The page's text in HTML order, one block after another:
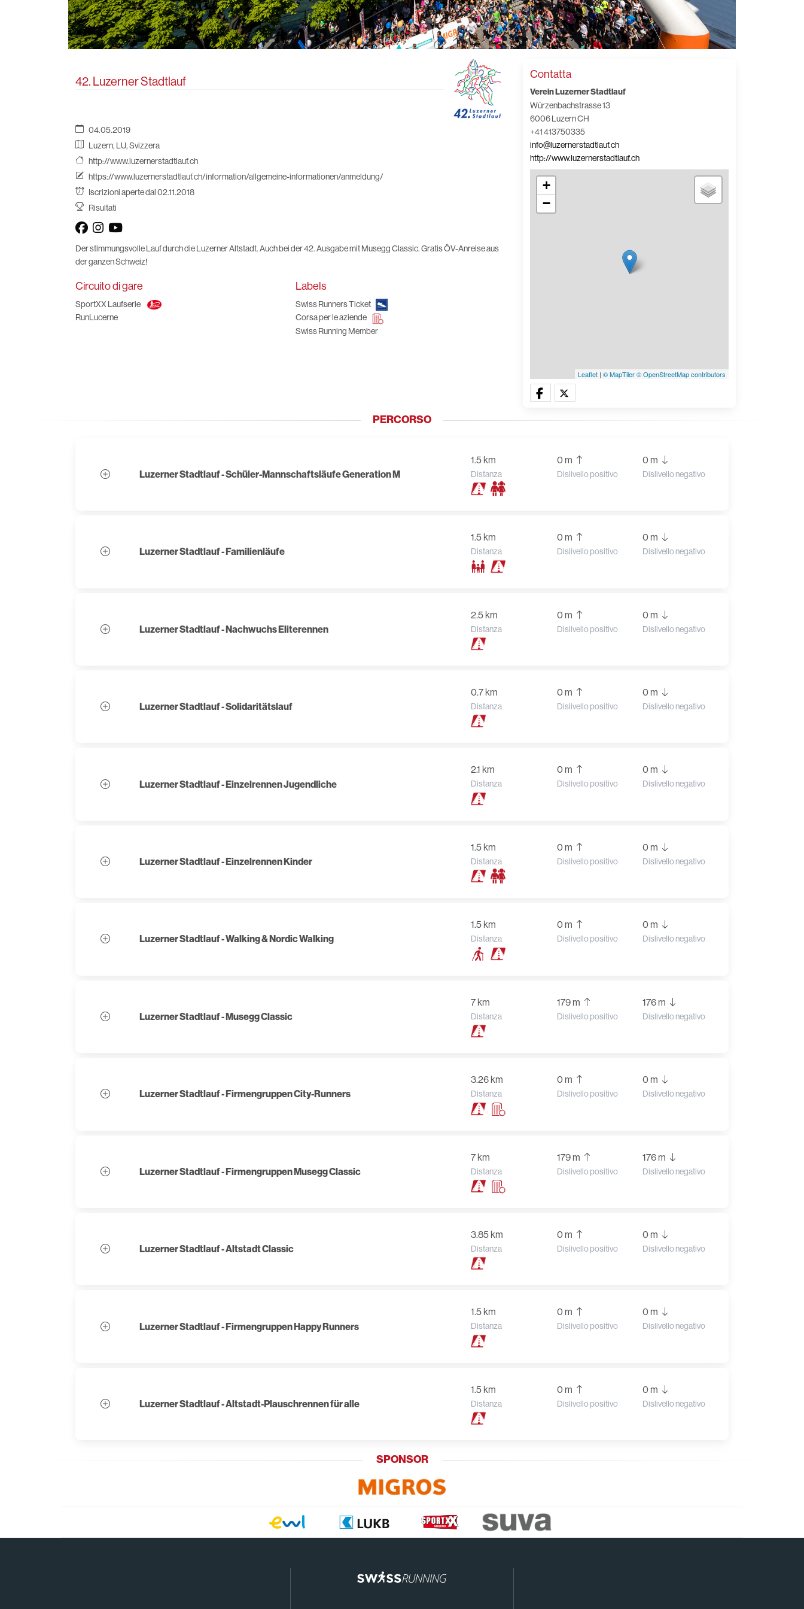
42. Luzerner Stadtlauf
04.05.2019
Luzern, LU, Svizzera
http://www.luzernerstadtlauf.ch
https://www.luzernerstadtlauf.ch/information/allgemeine-informationen/anmeldung/
Iscrizioni aperte dal 02.11.2018
Risultati
Der stimmungsvolle Lauf durch die Luzerner Altstadt. Auch bei der 42. Ausgabe mit Musegg Classic. Gratis ÖV-Anreise aus
der ganzen Schweiz!
Circuito di gare
SportXX Laufserie
RunLucerne
Labels
Swiss Runners Ticket
Corsa per le aziende
Swiss Running Member
Contatta
Verein Luzerner Stadtlauf
Würzenbachstrasse 13
6006 Luzern CH
+41 413750335
info@luzernerstadtlauf.ch
http://www.luzernerstadtlauf.ch
+
−
Leaflet | © MapTiler© OpenStreetMap contributors
PERCORSO
Luzerner Stadtlauf - Schüler-Mannschaftsläufe Generation M
1.5 km
Distanza
0 m
Dislivello positivo
0 m
Dislivello negativo
Luzerner Stadtlauf - Familienläufe
1.5 km
Distanza
0 m
Dislivello positivo
0 m
Dislivello negativo
Luzerner Stadtlauf - Nachwuchs Eliterennen
2.5 km
Distanza
0 m
Dislivello positivo
0 m
Dislivello negativo
Luzerner Stadtlauf - Solidaritätslauf
0.7 km
Distanza
0 m
Dislivello positivo
0 m
Dislivello negativo
Luzerner Stadtlauf - Einzelrennen Jugendliche
2.1 km
Distanza
0 m
Dislivello positivo
0 m
Dislivello negativo
Luzerner Stadtlauf - Einzelrennen Kinder
1.5 km
Distanza
0 m
Dislivello positivo
0 m
Dislivello negativo
Luzerner Stadtlauf - Walking & Nordic Walking
1.5 km
Distanza
0 m
Dislivello positivo
0 m
Dislivello negativo
Luzerner Stadtlauf - Musegg Classic
7 km
Distanza
179 m
Dislivello positivo
176 m
Dislivello negativo
Luzerner Stadtlauf - Firmengruppen City-Runners
3.26 km
Distanza
0 m
Dislivello positivo
0 m
Dislivello negativo
Luzerner Stadtlauf - Firmengruppen Musegg Classic
7 km
Distanza
179 m
Dislivello positivo
176 m
Dislivello negativo
Luzerner Stadtlauf - Altstadt Classic
3.85 km
Distanza
0 m
Dislivello positivo
0 m
Dislivello negativo
Luzerner Stadtlauf - Firmengruppen Happy Runners
1.5 km
Distanza
0 m
Dislivello positivo
0 m
Dislivello negativo
Luzerner Stadtlauf - Altstadt-Plauschrennen für alle
1.5 km
Distanza
0 m
Dislivello positivo
0 m
Dislivello negativo
SPONSOR